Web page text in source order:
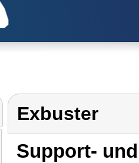
Exbuster
Support-